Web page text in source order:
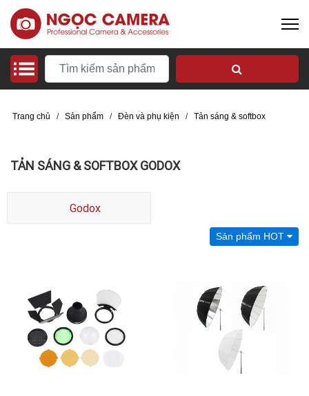
Trang chủ / Sản phẩm / Đèn và phụ kiện / Tản sáng & softbox
TẢN SÁNG & SOFTBOX GODOX
Godox
Sản phẩm HOT